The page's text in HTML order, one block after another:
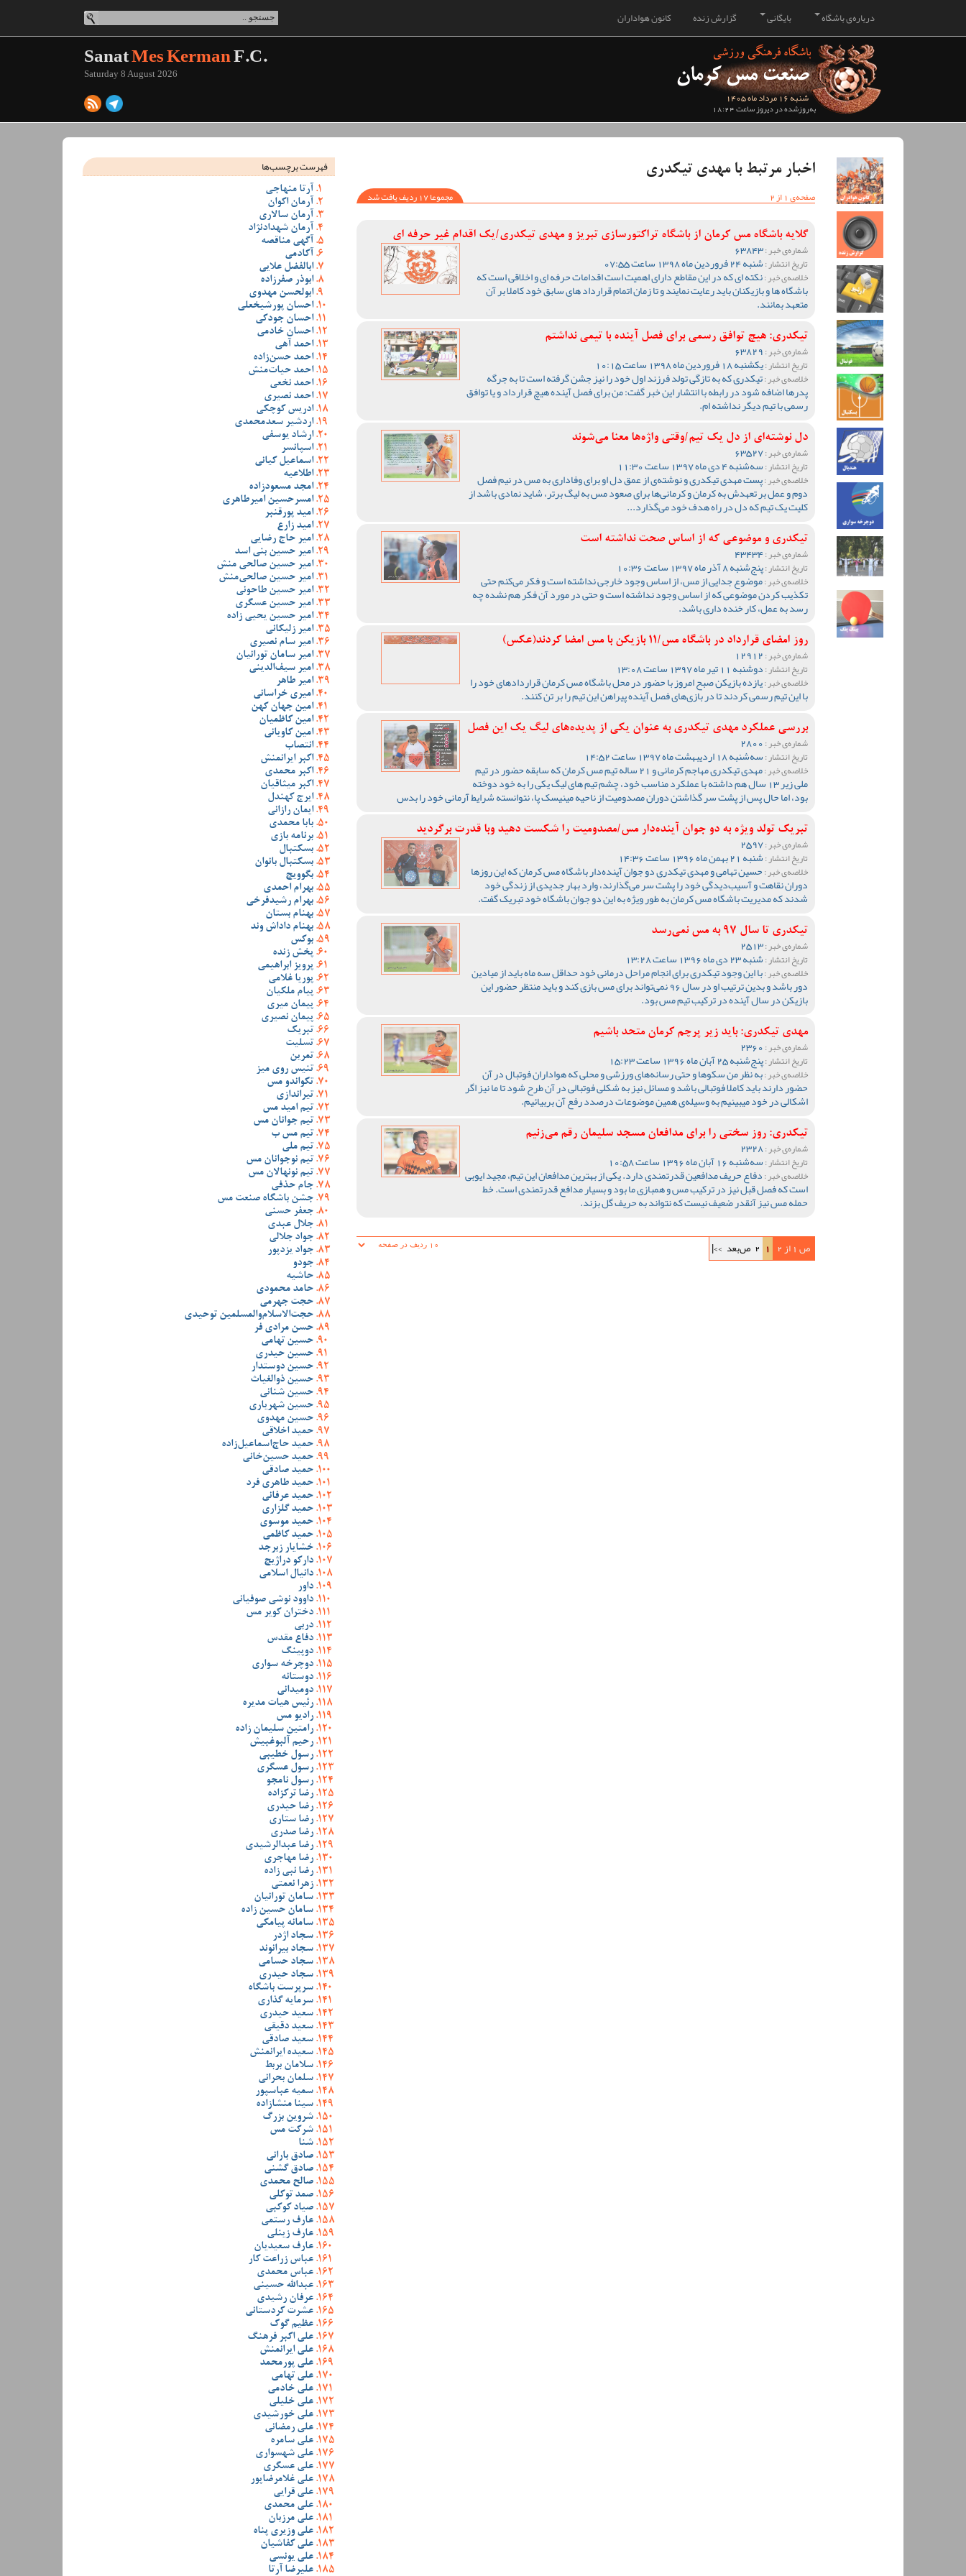
کانون هواداران گزارش زنده بایگانی درباره‌ی باشگاه
شنبه 16 مرداد ماه 1405
به‌روزشده در دیروز ساعت 18:24
SanatMes KermanF.C.
Saturday 8 August 2026
اخبار مرتبط با مهدی تیکدری
صفحه‌ی 1 از 2
مجموعا 17 ردیف یافت شد
گلایه باشگاه مس کرمان از باشگاه تراکتورسازی تبریز و مهدی تیکدری/یک اقدام غیر حرفه ای
شماره‌ی خبر :63843
تاریخ انتشار :شنبه 24 فروردین ماه 1398 ساعت 07:55
خلاصه‌ی خبر :نکته ای که در این مقاطع دارای اهمیت است اقدامات حرفه ای و اخلاقی است که
باشگاه ها و بازیکنان باید رعایت نمایند و تا زمان اتمام قرارداد های سابق خود کاملا بر آن
متعهد بمانند.
تیکدری: هیچ توافق رسمی برای فصل آینده با تیمی نداشتم
شماره‌ی خبر :
تاریخ انتشار :یکشنبه 18 فروردین ماه 1398 ساعت 10:15
خلاصه‌ی خبر :تیکدری که به تازگی تولد فرزند اول خود را نیز جشن گرفته است تا به جرگه
پدرها اضافه شود در رابطه با انتشار این خبر گفت: من برای فصل آینده هیچ قرارداد و یا توافق
رسمی با تیم دیگر نداشته ام.
دل نوشته‌ای از دل یک تیم/وقتی واژه‌ها معنا می‌شوند
شماره‌ی خبر :63527
تاریخ انتشار :سه‌شنبه 4 دی ماه 1397 ساعت 11:30
خلاصه‌ی خبر :پست مهدی تیکدری و نوشته‌ی از عمق دل او برای وفاداری به مس در نیم فصل
دوم و عمل بر تعهدش به کرمان و کرمانی‌ها برای صعود مس به لیگ برتر، شاید نمادی باشد از
کلیت یک تیم که دل در راه هدف خود می‌گذارد...
تیکدری و موضوعی که از اساس صحت نداشته است
شماره‌ی خبر :43434
تاریخ انتشار :پنج‌شنبه 8 آذر ماه 1397 ساعت 10:36
خلاصه‌ی خبر :موضوع جدایی از مس، از اساس وجود خارجی نداشته است و فکر می‌کنم حتی
تکذیب کردن موضوعی که از اساس وجود نداشته است و حتی در مورد آن فکر هم نشده چه
رسد به عمل، کار خنده داری باشد.
روز امضای قرارداد در باشگاه مس/11 بازیکن با مس امضا کردند(عکس)
شماره‌ی خبر :
تاریخ انتشار :دوشنبه 11 تیر ماه 1397 ساعت 13:08
خلاصه‌ی خبر :یازده بازیکن صبح امروز با حضور در محل باشگاه مس کرمان قراردادهای خود را
با این تیم رسمی کردند تا در بازی‌های فصل آینده پیراهن این تیم را بر تن کنند.
بررسی عملکرد مهدی تیکدری به عنوان یکی از پدیده‌های لیگ یک این فصل
شماره‌ی خبر :
تاریخ انتشار :سه‌شنبه 18 اردیبهشت ماه 1397 ساعت 14:52
خلاصه‌ی خبر : مهدی تیکدری مهاجم کرمانی و 21 ساله تیم مس کرمان که سابقه حضور در تیم
ملی زیر 13 سال هم داشته با عملکرد مناسب خود، چشم تیم های لیگ یکی را به خود دوخته
بود، اما حال پس از پشت سر گذاشتن دوران مصدومیت از ناحیه مینیسک پا، نتوانسته شرایط آرمانی خود را بدس
تبریک تولد ویژه به دو جوان آینده‌دار مس/مصدومیت را شکست دهید وبا قدرت برگردید
شماره‌ی خبر :2597
تاریخ انتشار :شنبه 21 بهمن ماه 1396 ساعت 14:36
خلاصه‌ی خبر :حسین تهامی و مهدی تیکدری دو جوان آینده‌دار باشگاه مس کرمان که این روزها
دوران نقاهت و آسیب‌دیدگی خود را پشت سر می‌گذارند، وارد بهار جدیدی از زندگی خود
شدند که مدیریت باشگاه مس کرمان به طور ویژه به این دو جوان باشگاه خود تبریک گفت.
تیکدری تا سال 97 به مس نمی‌رسد
شماره‌ی خبر :2513
تاریخ انتشار :شنبه 23 دی ماه 1396 ساعت 13:28
خلاصه‌ی خبر :با این وجود تیکدری برای انجام مراحل درمانی خود حداقل سه ماه باید از میادین
دور باشد و بدین ترتیب او در سال 96 نمی‌تواند برای مس بازی کند و باید منتظر حضور این
بازیکن در سال آینده در ترکیب تیم مس بود.
مهدی تیکدری: باید زیر پرچم کرمان متحد باشیم
شماره‌ی خبر :
تاریخ انتشار :پنج‌شنبه 25 آبان ماه 1396 ساعت 15:23
خلاصه‌ی خبر :به نظر من سکوها و حتی رسانه‌های ورزشی و محلی که هواداران فوتبال در آن
حضور دارند باید کاملا فوتبالی باشد و مسائل نیز به شکلی فوتبالی در آن طرح شود تا ما نیز اگر
اشکالی در خود میبینیم به وسیله‌ی همین موضوعات درصدد رفع آن بربیائیم.
تیکدری: روز سختی را برای مدافعان مسجد سلیمان رقم می‌زنیم
شماره‌ی خبر :2328
تاریخ انتشار :سه‌شنبه 16 آبان ماه 1396 ساعت 10:58
خلاصه‌ی خبر :دفاع حریف مدافعین قدرتمندی دارد. یکی از بهترین مدافعان این تیم، مجید ایوبی
است که فصل قبل نیز در ترکیب مس و همبازی ما بود و بسیار مدافع قدرتمندی است. خط
حمله مس نیز آنقدر ضعیف نیست که نتواند به حریف گل بزند.
ص 1 از 2 1
2 ص‌بعد >>|
فهرست برچسب‌ها
آرتا منهاجی
آرمان اکوان
آرمان سالاری
آرمان شهدادنژاد
آگهی مناقصه
آکادمی
ابالفضل علایی
ابوذر صفرزاده
ابولحسن مهدوی
احسان پورشیخعلی
احسان جودکی
احسان خادمی
احمد آهی
احمد حسن‌زاده
احمد حیات‌منش
احمد نخعی
احمد نصیری
ادریس کوچکی
اردشیر سعدمحمدی
ارشاد یوسفی
اسپانسر
اسماعیل کیانی
اطلاعیه
امجد مسعودزاده
امسرحسین امیرطاهری
امید پورقنبر
امید زارع
امیر حاج رضایی
امیر حسین بنی اسد
امیر حسین صالحی منش
امیر حسین صالحی‌منش
امیر حسین طاحونی
امیر حسین عسگری
امیر حسین یحیی زاده
امیر زلیکانی
امیر سام نصیری
امیر سامان تورانیان
امیر سیف‌الدینی
امیر طاهر
امیری خراسانی
امین جهان کهن
امین کاظمیان
امین کاویانی
انتصاب
اکبر ایرانمنش
اکبر محمدی
اکبر میثاقیان
ایرج کهندل
ایمان رازانی
بابا محمدی
برنامه بازی
بسکتبال
بسکتبال بانوان
بگوویچ
بهرام احمدی
بهرام رشیدفرخی
بهنام بستان
بهنام داداش وند
بوکس
پخش زنده
پرویز ابراهیمی
پوریا غلامی
پیام ملکیان
پیمان میری
پیمان نصیری
تبریک
تسلیت
تمرین
تنیس روی میز
تکواندو مس
تیراندازی
تیم امید مس
تیم جوانان مس
تیم مس ب
تیم ملی
تیم نوجوانان مس
تیم نونهالان مس
جام حذفی
جشن باشگاه صنعت مس
جعفر حسنی
جلال عبدی
جواد جلالی
جواد یزدپور
جودو
حاشیه
حامد محمودی
حجت جهرمی
حجت‌الاسلام‌والمسلمین توحیدی
حسن مرادی فر
حسین تهامی
حسین حیدری
حسین دوستدار
حسین ذوالغیاث
حسین شنانی
حسین شهریاری
حسین مهدوی
حمید اخلاقی
حمید حاج‌اسماعیل‌زاده
حمید حسین‌خانی
حمید صادقی
حمید طاهری فرد
حمید عرفانی
حمید گلزاری
حمید موسوی
حمید کاظمی
خشایار زبرجد
دارکو دراژیچ
دانیال اسلامی
داور
داوود نوشی صوفیانی
دختران کویر مس
دربی
دفاع مقدس
دوپینگ
دوچرخه سواری
دوستانه
دومیدانی
رئیس هیات مدیره
رادیو مس
رامتین سلیمان زاده
رحیم آلبوغبیش
رسول خطیبی
رسول عسگری
رسول نامجو
رضا ترکزاده
رضا حیدری
رضا ستاری
رضا صدری
رضا عبدالرشیدی
رضا مهاجری
رضا نبی زاده
زهرا نعمتی
سامان تورانیان
سامان حسین زاده
سامانه پیامکی
سجاد اژدر
سجاد بیرانوند
سجاد حسامی
سجاد حیدری
سرپرست باشگاه
سرمایه گذاری
سعید حیدری
سعید دقیقی
سعید صادقی
سعیده ایرانمنش
سلامان بربط
سلمان بحرانی
سمیه عباسپور
سینا منشازاده
شروین بزرگ
شرکت مس
شنا
صادق بارانی
صادق گشنی
صالح محمدی
صمد توکلی
صیاد کوکبی
عارف رستمی
عارف زینلی
عارف سعیدیان
عباس زراعت کار
عباس محمدی
عبدالله حسینی
عرفان رشیدی
عشرت کردستانی
عظیم گوک
علی اکبر فرهنگ
علی ایرانمنش
علی پورمحمد
علی تهامی
علی خادمی
علی خلیلی
علی خورشیدی
علی رمضانی
علی سامره
علی شهسواری
علی عسگری
علی غلامرضاپور
علی قرایی
علی محمدی
علی مرزبان
علی وزیری پناه
علی کفاشیان
علی یونسی
علیرضا آرتا